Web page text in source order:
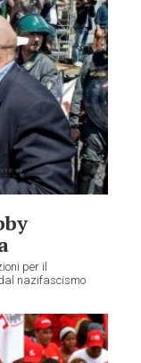
per il
nazifascismo